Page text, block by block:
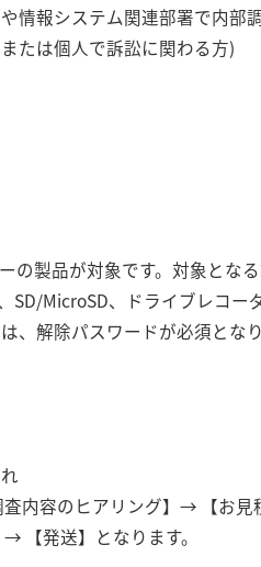
や情報システム関連部署で内部
たは個人で訴訟に関わる方)
の製品が対象です。対象とな
SD/MicroSD、ドライブレコ
、解除パスワードが必須となり
査内容のヒアリング】→ 【お
【発送】となります。